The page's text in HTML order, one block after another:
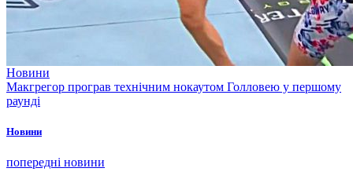
Новини
Макгрегор програв технічним нокаутом Голловею у першому
раунді
Новини
попередні новини